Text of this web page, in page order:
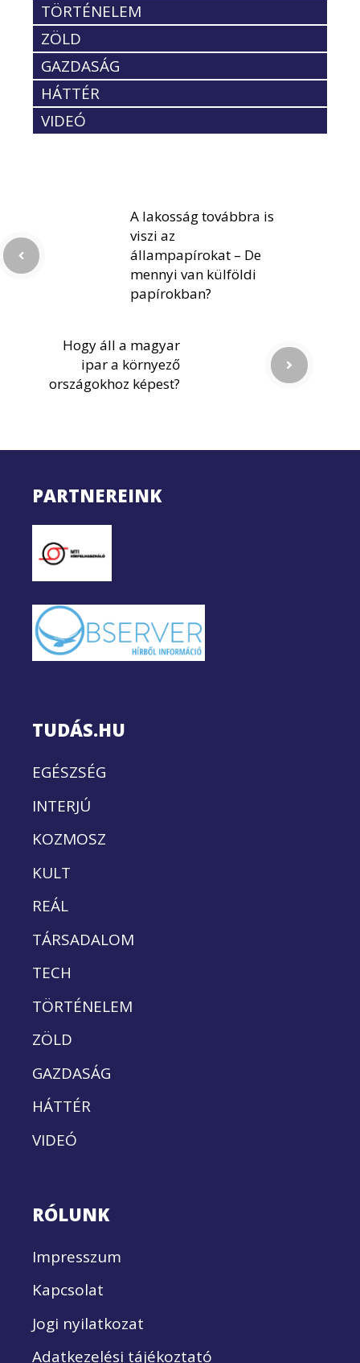
TÖRTÉNELEM
ZÖLD
GAZDASÁG
HÁTTÉR
VIDEÓ
A lakosság továbbra is
viszi az
állampapírokat – De
mennyi van külföldi
papírokban?
Hogy áll a magyar
ipar a környező
országokhoz képest?
PARTNEREINK
TUDÁS.HU
EGÉSZSÉG
INTERJÚ
KOZMOSZ
KULT
REÁL
TÁRSADALOM
TECH
TÖRTÉNELEM
ZÖLD
GAZDASÁG
HÁTTÉR
VIDEÓ
RÓLUNK
Impresszum
Kapcsolat
Jogi nyilatkozat
Adatkezelési tájékoztató